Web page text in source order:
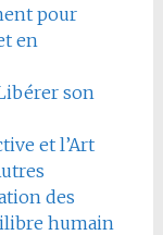
pour
en
son
et l’Art
des
humain